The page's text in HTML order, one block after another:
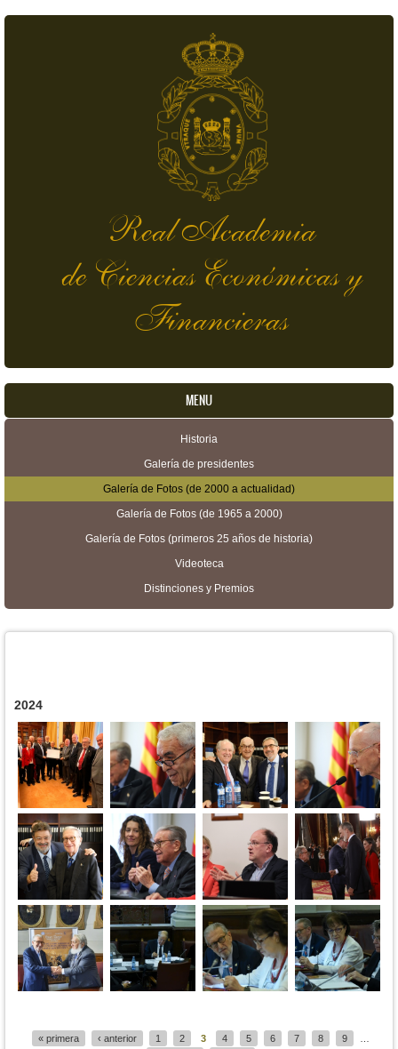
Real Academia
de Ciencias Económicas y
Financieras
MENU
Historia
Galería de presidentes
Galería de Fotos (de 2000 a actualidad)
Galería de Fotos (de 1965 a 2000)
Galería de Fotos (primeros 25 años de historia)
Videoteca
Distinciones y Premios
2024
« primera ‹ anterior 1 2 3 4 5 6 7 8 9